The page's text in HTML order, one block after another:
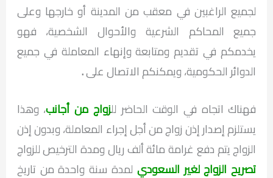
لجميع الراغبين في معقب من المدينة أو خارجها وعلى
جميع المحاكم الشرعية والأحوال الشخصية، فهو
يخدمكم في تقديم ومتابعة وإنهاء المعاملة في جميع
الدوائر الحكومية، ويمكنكم الاتصال على.
فهناك اتجاه في الوقت الحاضر للزواج من أجانب، وهذا
يستلزم إصدار إذن زواج من أجل إجراء المعاملة، وبدون إذن
الزواج يتم دفع غرامة مائة ألف ريال ومدة الترخيص للزواج
تصريح الزواج لغير السعودي لمدة سنة واحدة من تاريخ